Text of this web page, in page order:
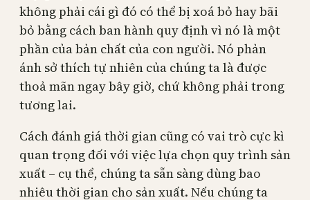
không phải cái gì đó có thể bị xoá bỏ hay bãi
bỏ bằng cách ban hành quy định vì nó là một
phần của bản chất của con người. Nó phản
ánh sở thích tự nhiên của chúng ta là được
thoả mãn ngay bây giờ, chứ không phải trong
tương lai.
Cách đánh giá thời gian cũng có vai trò cực kì
quan trọng đối với việc lựa chọn quy trình sản
xuất – cụ thể, chúng ta sẵn sàng dùng bao
nhiêu thời gian cho sản xuất. Nếu chúng ta